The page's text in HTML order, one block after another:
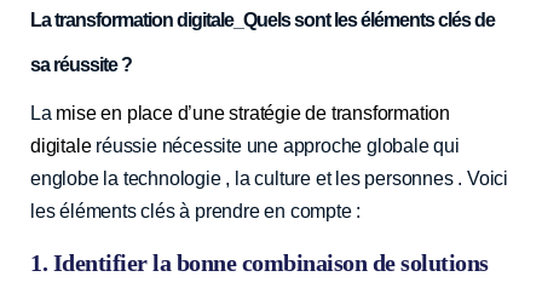
La transformation digitale_ Quels sont les éléments clés de
sa réussite ?
La mise en place d’une stratégie de transformation
digitaleréussie nécessite une approche globale qui
englobe la technologie , la culture et les personnes ‍. Voici
les éléments clés à prendre en compte :
1. Identifier la bonne combinaison de solutions